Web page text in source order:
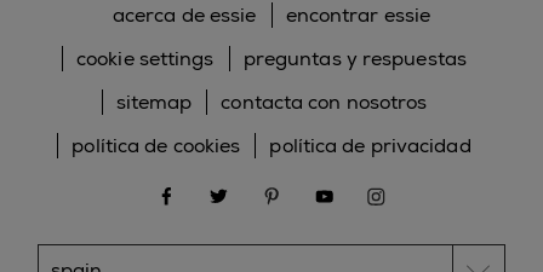
acerca de essie
encontrar essie
cookie settings
preguntas y respuestas
sitemap
contacta con nosotros
política de cookies
política de privacidad
facebooktwitter pinterestyoutubeinstagram